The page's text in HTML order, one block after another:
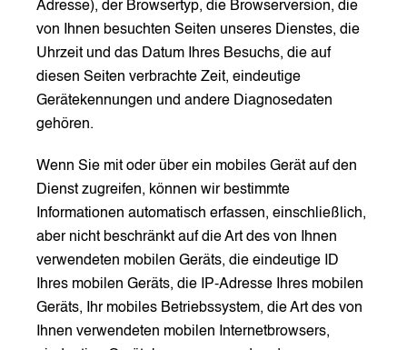
Adresse), der Browsertyp, die Browserversion, die
von Ihnen besuchten Seiten unseres Dienstes, die
Uhrzeit und das Datum Ihres Besuchs, die auf
diesen Seiten verbrachte Zeit, eindeutige
Gerätekennungen und andere Diagnosedaten
gehören.
Wenn Sie mit oder über ein mobiles Gerät auf den
Dienst zugreifen, können wir bestimmte
Informationen automatisch erfassen, einschließlich,
aber nicht beschränkt auf die Art des von Ihnen
verwendeten mobilen Geräts, die eindeutige ID
Ihres mobilen Geräts, die IP-Adresse Ihres mobilen
Geräts, Ihr mobiles Betriebssystem, die Art des von
Ihnen verwendeten mobilen Internetbrowsers,